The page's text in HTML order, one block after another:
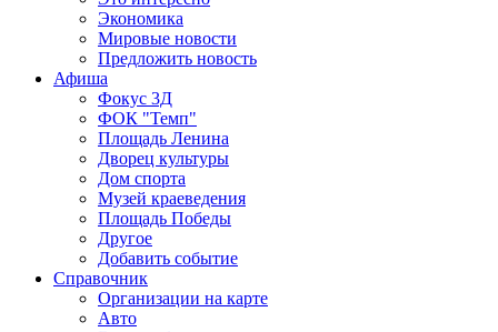
Экономика
Мировые новости
Предложить новость
Афиша
Фокус 3Д
ФОК "Темп"
Площадь Ленина
Дворец культуры
Дом спорта
Музей краеведения
Площадь Победы
Другое
Добавить событие
Справочник
Организации на карте
Авто